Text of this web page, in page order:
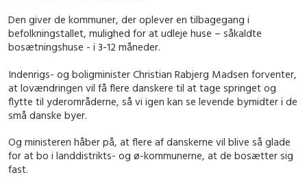
Den giver de kommuner, der oplever en tilbagegang i
befolkningstallet, mulighed for at udleje huse – såkaldte
bosætningshuse - i 3-12 måneder.
Indenrigs- og boligminister Christian Rabjerg Madsen forventer,
at lovændringen vil få flere danskere til at tage springet og
flytte til yderområderne, så vi igen kan se levende bymidter i de
små danske byer.
Og ministeren håber på, at flere af danskerne vil blive så glade
for at bo i landdistrikts- og ø-kommunerne, at de bosætter sig
fast.